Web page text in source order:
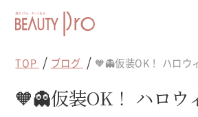
TOP ブログ 🧡👻仮装OK！ ハロウ
🧡👻仮装OK！ ハロウ